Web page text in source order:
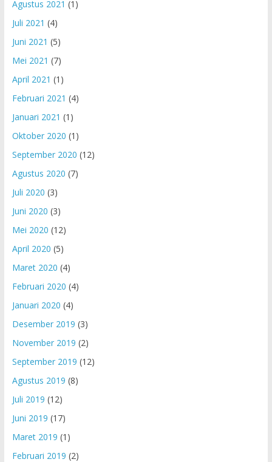
Agustus 2021 (1)
Juli 2021 (4)
Juni 2021 (5)
Mei 2021 (7)
April 2021 (1)
Februari 2021 (4)
Januari 2021 (1)
Oktober 2020 (1)
September 2020 (12)
Agustus 2020 (7)
Juli 2020 (3)
Juni 2020 (3)
Mei 2020 (12)
April 2020 (5)
Maret 2020 (4)
Februari 2020 (4)
Januari 2020 (4)
Desember 2019 (3)
November 2019 (2)
September 2019 (12)
Agustus 2019 (8)
Juli 2019 (12)
Juni 2019 (17)
Maret 2019 (1)
Februari 2019 (2)